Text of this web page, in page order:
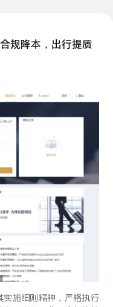
规降本，出行提质
施细则精神，严格执行